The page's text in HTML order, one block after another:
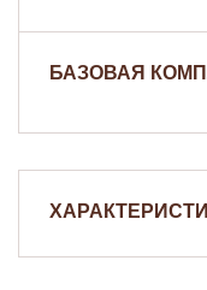
БАЗОВАЯ